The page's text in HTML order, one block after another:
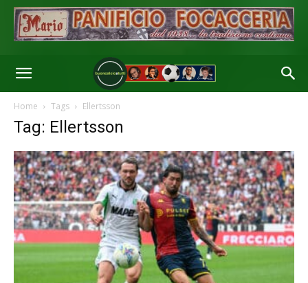
Home Tags Ellertsson
Tag: Ellertsson